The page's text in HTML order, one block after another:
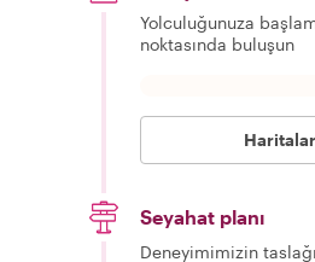
Yolculuğunuza
noktasında buluşun
Seyahat planı
Deneyimimizin